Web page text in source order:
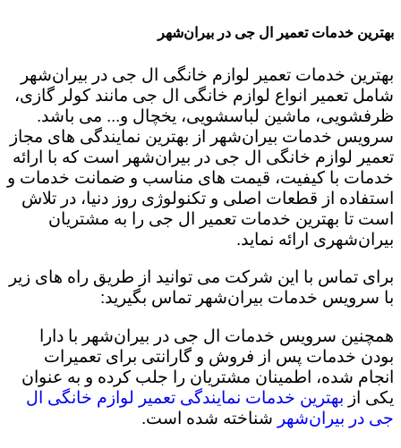
بهترین خدمات تعمیر ال جی در بیران‌شهر
بهترین خدمات تعمیر لوازم خانگی ال جی در بیران‌شهر
شامل تعمیر انواع لوازم خانگی ال جی مانند کولر گازی،
ظرفشویی، ماشین لباسشویی، یخچال و... می باشد.
سرویس خدمات بیران‌شهر از بهترین نمایندگی های مجاز
تعمیر لوازم خانگی ال جی در بیران‌شهر است که با ارائه
خدمات با کیفیت، قیمت های مناسب و ضمانت خدمات و
استفاده از قطعات اصلی و تکنولوژی روز دنیا، در تلاش
است تا بهترین خدمات تعمیر ال جی را به مشتریان
بیران‌شهری ارائه نماید.
برای تماس با این شرکت می توانید از طریق راه های زیر
با سرویس خدمات بیران‌شهر تماس بگیرید:
همچنین سرویس خدمات ال جی در بیران‌شهر با دارا
بودن خدمات پس از فروش و گارانتی برای تعمیرات
انجام شده، اطمینان مشتریان را جلب کرده و به عنوان
یکی از بهترین خدمات نمایندگی تعمیر لوازم خانگی ال
جی در بیران‌شهر شناخته شده است.